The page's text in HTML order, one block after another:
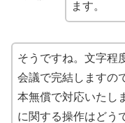
ます。
そうですね。文字程
会議で完結しますの
本無償で対応いたし
に関する操作はどう